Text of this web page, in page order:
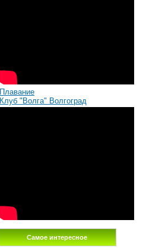
Плавание
Клуб "Волга" Волгоград
Самое интересное